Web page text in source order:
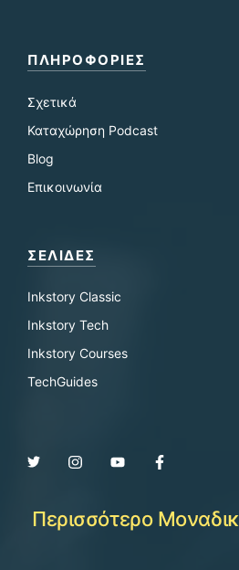
ΠΛΗΡΟΦΟΡΙΕΣ
Σχετικά
Καταχώρηση Podcast
Blog
Επικοινωνία
ΣΕΛΙΔΕΣ
Inkstory Classic
Inkstory Tech
Inkstory Courses
TechGuides
Περισσότερο